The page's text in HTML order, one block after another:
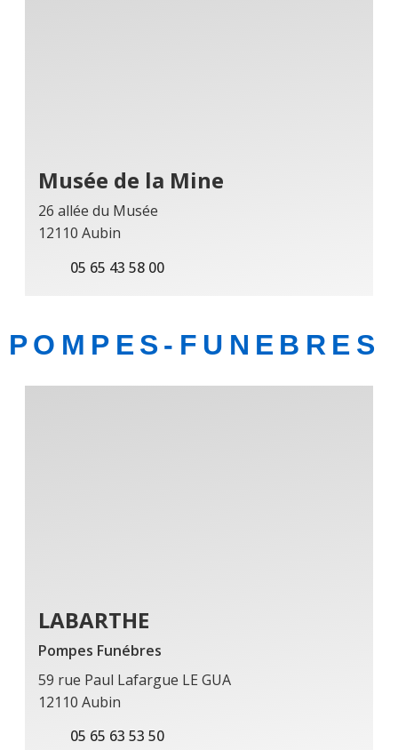
Musée de la Mine
26 allée du Musée
12110 Aubin
05 65 43 58 00
POMPES-FUNEBRES
LABARTHE
Pompes Funébres
59 rue Paul Lafargue LE GUA
12110 Aubin
05 65 63 53 50